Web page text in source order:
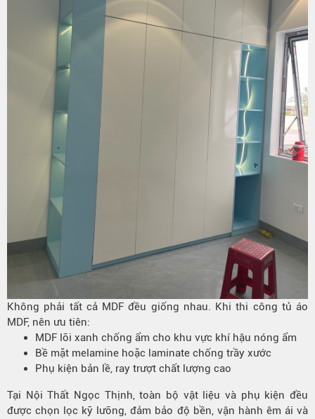
Không phải tất cả MDF đều giống nhau. Khi thi công tủ áo
MDF, nên ưu tiên:
MDF lõi xanh chống ẩm cho khu vực khí hậu nóng ẩm
Bề mặt melamine hoặc laminate chống trầy xước
Phụ kiện bản lề, ray trượt chất lượng cao
Tại Nội Thất Ngọc Thịnh, toàn bộ vật liệu và phụ kiện đều
được chọn lọc kỹ lưỡng, đảm bảo độ bền, vận hành êm ái và